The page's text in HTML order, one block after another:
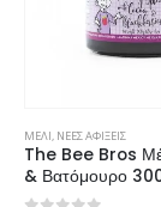
ΜΕΛΙ, ΝΕΕΣ ΑΦΙΞΕΙΣ
The Bee Bros
& Βατόμουρο